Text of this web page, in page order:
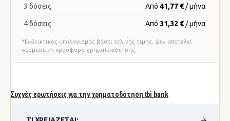
Συχνές ερωτήσεις για την χρηματοδότηση tbi bank
3 δόσεις Από 41,77 € / μήνα
4 δόσεις Από 31,32 € / μήνα
*Ενδεικτικός υπολογισμός βάσει τελικής τιμής. Δεν αποτελεί
δεσμευτική προσφορά χρηματοδότησης.